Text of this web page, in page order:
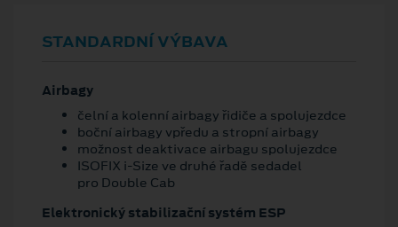
STANDARDNÍ VÝBAVA
Airbagy
čelní a kolenní airbagy řidiče a spolujezdce
boční airbagy vpředu a stropní airbagy
možnost deaktivace airbagu spolujezdce
ISOFIX i-Size ve druhé řadě sedadel
pro Double Cab
Elektronický stabilizační systém ESP